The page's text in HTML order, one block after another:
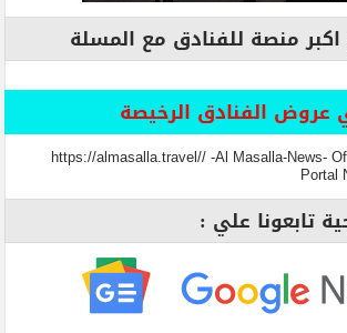
منصة للفنادق مع المسلة
عروض الفنادق الرخيصة
https://almasalla.travel// -Al Masalla-News-
Portal
تابعونا علي :